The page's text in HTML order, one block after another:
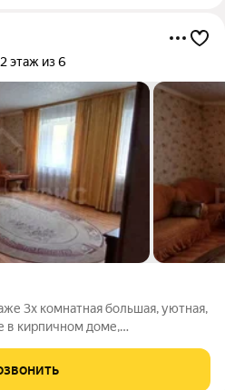
2 этаж из 6
3х комнатная большая, уютная,
в кирпичном доме,
Три изолированный